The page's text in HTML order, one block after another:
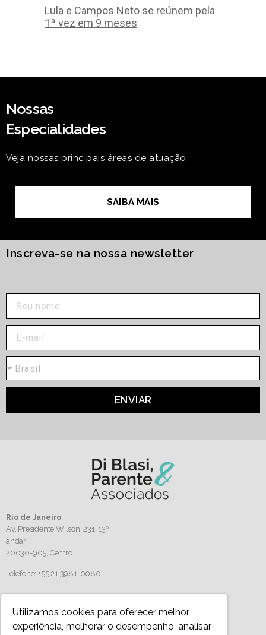
Utilizamos cookies para oferecer melhor
experiência, melhorar o desempenho, analisar
Lula e Campos Neto se reúnem pela
1ª vez em 9 meses
Nossas
Especialidades
Veja nossas principais áreas de atuação
SAIBA MAIS
Inscreva-se na nossa newsletter
ENVIAR
Rio de Janeiro
Av. Presidente Wilson, 231, 13º
andar
20030-905, Centro.
Telefone: +55 21 3981-0080
Siga-nos